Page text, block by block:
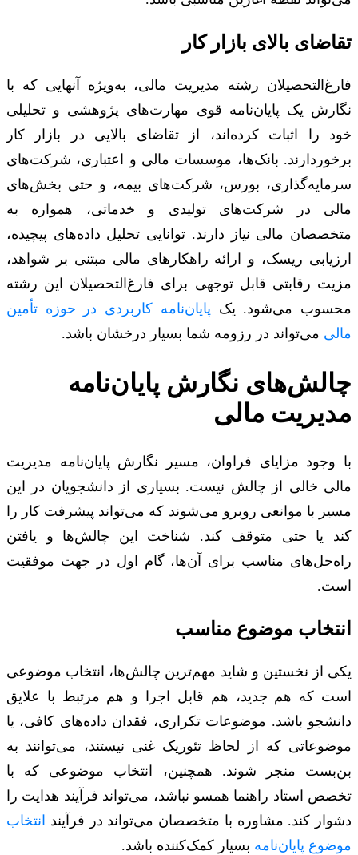
تقاضای بالای بازار کار
فارغ‌التحصیلان رشته مدیریت مالی، به‌ویژه آنهایی که با
نگارش یک پایان‌نامه قوی مهارت‌های پژوهشی و تحلیلی
خود را اثبات کرده‌اند، از تقاضای بالایی در بازار کار
برخوردارند. بانک‌ها، موسسات مالی و اعتباری، شرکت‌های
سرمایه‌گذاری، بورس، شرکت‌های بیمه، و حتی بخش‌های
مالی در شرکت‌های تولیدی و خدماتی، همواره به
متخصصان مالی نیاز دارند. توانایی تحلیل داده‌های پیچیده،
ارزیابی ریسک، و ارائه راهکارهای مالی مبتنی بر شواهد،
مزیت رقابتی قابل توجهی برای فارغ‌التحصیلان این رشته
محسوب می‌شود. یک پایان‌نامه کاربردی در حوزه تأمین
مالی می‌تواند در رزومه شما بسیار درخشان باشد.
چالش‌های نگارش پایان‌نامه
مدیریت مالی
با وجود مزایای فراوان، مسیر نگارش پایان‌نامه مدیریت
مالی خالی از چالش نیست. بسیاری از دانشجویان در این
مسیر با موانعی روبرو می‌شوند که می‌تواند پیشرفت کار را
کند یا حتی متوقف کند. شناخت این چالش‌ها و یافتن
راه‌حل‌های مناسب برای آن‌ها، گام اول در جهت موفقیت
است.
انتخاب موضوع مناسب
یکی از نخستین و شاید مهم‌ترین چالش‌ها، انتخاب موضوعی
است که هم جدید، هم قابل اجرا و هم مرتبط با علایق
دانشجو باشد. موضوعات تکراری، فقدان داده‌های کافی، یا
موضوعاتی که از لحاظ تئوریک غنی نیستند، می‌توانند به
بن‌بست منجر شوند. همچنین، انتخاب موضوعی که با
تخصص استاد راهنما همسو نباشد، می‌تواند فرآیند هدایت را
دشوار کند. مشاوره با متخصصان می‌تواند در فرآیند
انتخاب
موضوع پایان‌نامه بسیار کمک‌کننده باشد.